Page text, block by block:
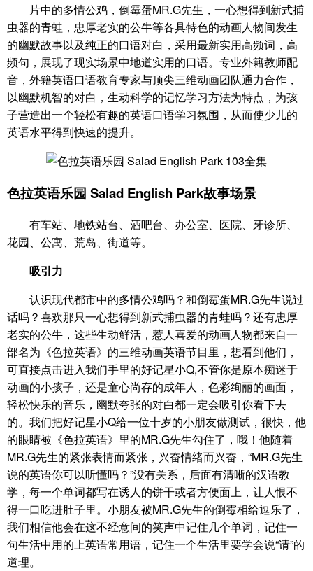
片中的多情公鸡，倒霉蛋MR.G先生，一心想得到新式捕
虫器的青蛙，忠厚老实的公牛等各具特色的动画人物间发生
的幽默故事以及纯正的口语对白，采用最新实用高频词，高
频句，展现了现实场景中地道实用的口语。专业外籍教师配
音，外籍英语口语教育专家与顶尖三维动画团队通力合作，
以幽默机智的对白，生动科学的记忆学习方法为特点，为孩
子营造出一个轻松有趣的英语口语学习氛围，从而使少儿的
英语水平得到快速的提升。
色拉英语乐园 Salad English Park故事场景
有车站、地铁站台、酒吧台、办公室、医院、牙诊所、
花园、公寓、荒岛、街道等。
吸引力
认识现代都市中的多情公鸡吗？和倒霉蛋MR.G先生说过
话吗？喜欢那只一心想得到新式捕虫器的青蛙吗？还有忠厚
老实的公牛，这些生动鲜活，惹人喜爱的动画人物都来自一
部名为《色拉英语》的三维动画英语节目里，想看到他们，
可直接点击进入我们手里的好记星小Q,不管你是原本痴迷于
动画的小孩子，还是童心尚存的成年人，色彩绚丽的画面，
轻松快乐的音乐，幽默夸张的对白都一定会吸引你看下去
的。我们把好记星小Q给一位十岁的小朋友做测试，很快，他
的眼睛被《色拉英语》里的MR.G先生勾住了，哦！他随着
MR.G先生的紧张表情而紧张，兴奋情绪而兴奋，“MR.G先生
说的英语你可以听懂吗？”没有关系，后面有清晰的汉语教
学，每一个单词都写在诱人的饼干或者方便面上，让人恨不
得一口吃进肚子里。小朋友被MR.G先生的倒霉相给逗乐了，
我们相信他会在这不经意间的笑声中记住几个单词，记住一
句生活中用的上英语常用语，记住一个生活里要学会说“请”的
道理。